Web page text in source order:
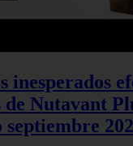
inesperados
de Nutavant